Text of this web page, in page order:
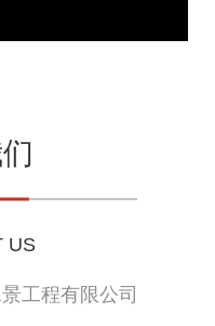
US
工程有限公司